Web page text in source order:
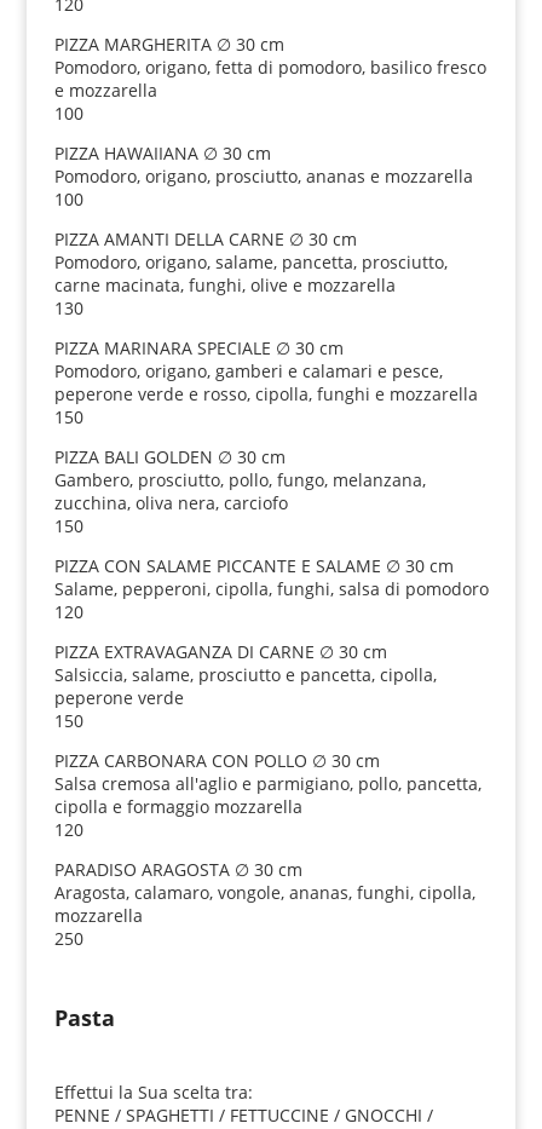
PIZZA MARGHERITA ∅ 30 cm
Pomodoro, origano, fetta di pomodoro, basilico fresco
e mozzarella
100
PIZZA HAWAIIANA ∅ 30 cm
Pomodoro, origano, prosciutto, ananas e mozzarella
100
PIZZA AMANTI DELLA CARNE ∅ 30 cm
Pomodoro, origano, salame, pancetta, prosciutto,
carne macinata, funghi, olive e mozzarella
130
PIZZA MARINARA SPECIALE ∅ 30 cm
Pomodoro, origano, gamberi e calamari e pesce,
peperone verde e rosso, cipolla, funghi e mozzarella
150
PIZZA BALI GOLDEN ∅ 30 cm
Gambero, prosciutto, pollo, fungo, melanzana,
zucchina, oliva nera, carciofo
150
PIZZA CON SALAME PICCANTE E SALAME ∅ 30 cm
Salame, pepperoni, cipolla, funghi, salsa di pomodoro
120
PIZZA EXTRAVAGANZA DI CARNE ∅ 30 cm
Salsiccia, salame, prosciutto e pancetta, cipolla,
peperone verde
150
PIZZA CARBONARA CON POLLO ∅ 30 cm
Salsa cremosa all'aglio e parmigiano, pollo, pancetta,
cipolla e formaggio mozzarella
120
PARADISO ARAGOSTA ∅ 30 cm
Aragosta, calamaro, vongole, ananas, funghi, cipolla,
mozzarella
250
Pasta
Effettui la Sua scelta tra:
PENNE / SPAGHETTI / FETTUCCINE / GNOCCHI /